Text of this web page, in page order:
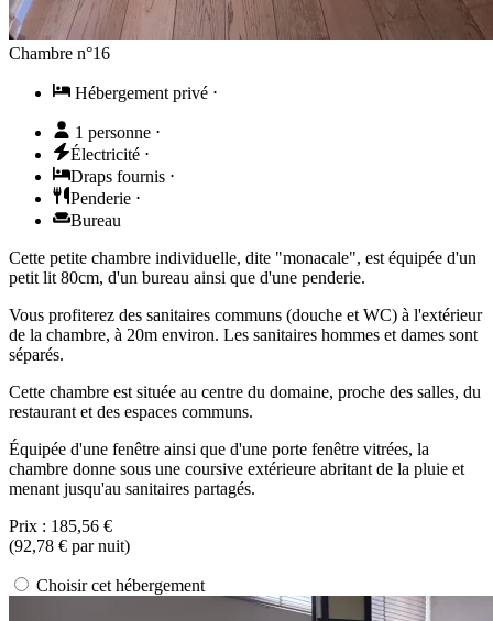
Chambre n°16
Hébergement privé ⋅
1 personne ⋅
Électricité ⋅
Draps fournis ⋅
Penderie ⋅
Bureau
Cette petite chambre individuelle, dite "monacale", est équipée d'un
petit lit 80cm, d'un bureau ainsi que d'une penderie.
Vous profiterez des sanitaires communs (douche et WC) à l'extérieur
de la chambre, à 20m environ. Les sanitaires hommes et dames sont
séparés.
Cette chambre est située au centre du domaine, proche des salles, du
restaurant et des espaces communs.
Équipée d'une fenêtre ainsi que d'une porte fenêtre vitrées, la
chambre donne sous une coursive extérieure abritant de la pluie et
menant jusqu'au sanitaires partagés.
Prix : 185,56 €
(92,78 € par nuit)
Choisir cet hébergement